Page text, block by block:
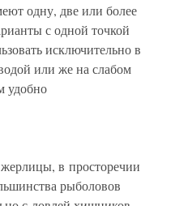
одну, две или более
с одной точкой
исключительно в
или же на слабом
удобно
в просторечии
рыболовов